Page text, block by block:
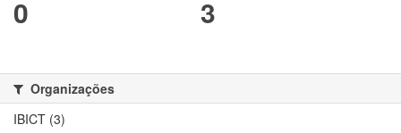
0 3
Organizações
IBICT (3)